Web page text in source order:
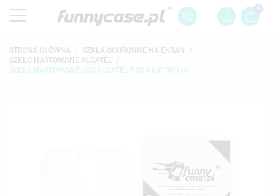
0
STRONA GŁÓWNA
SZKŁA OCHRONNE NA EKRAN
SZKŁO HARTOWANE ALCATEL
SZKŁO HARTOWANE LCD ALCATEL PIXI 4 6.0'' 9001X